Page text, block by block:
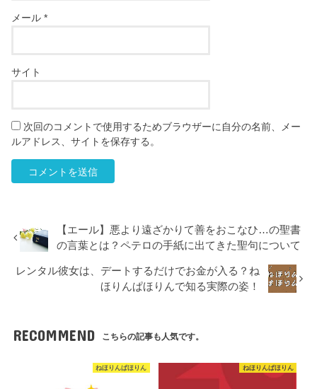
メール*
サイト
次回のコメントで使用するためブラウザーに自分の名前、メー
ルアドレス、サイトを保存する。
【エール】悪より遠ざかりて善をおこなひ…の聖書
の言葉とは？ペテロの手紙に出てきた聖句について
レンタル彼女は、デートするだけでお金が入る？ね
ほりんぱほりんで知る実際の姿！
RECOMMEND こちらの記事も人気です。
ねほりんぱほりん ねほりんぱほりん